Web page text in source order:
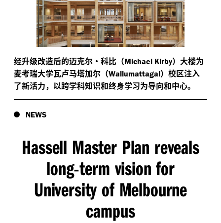
经升级改造后的迈克尔·科比（Michael Kirby）大楼为
麦考瑞大学瓦卢马塔加尔（Wallumattagal）校区注入
了新活力，以跨学科知识和终身学习为导向和中心。
NEWS
Hassell Master Plan reveals
long-term vision for
University of Melbourne
campus